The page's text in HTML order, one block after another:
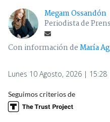
Megam Ossandón
Periodista de
Con información deMaría
Lunes 10 Agosto, 2026 | 15:28
Seguimos criterios de